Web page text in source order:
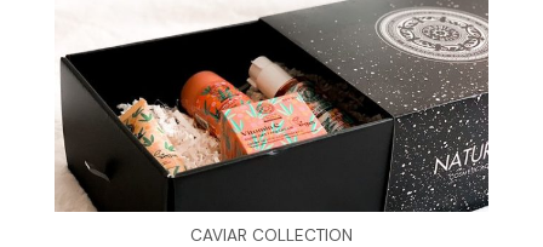
CAVIAR COLLECTION